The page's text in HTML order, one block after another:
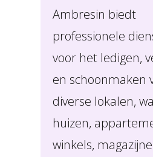
Ambresin biedt
professionele
voor het ledigen,
en schoonmaken
diverse lokalen,
huizen,
winkels,